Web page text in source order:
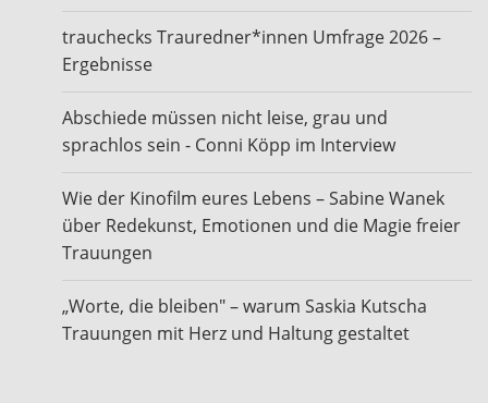
trauchecks Trauredner*innen Umfrage 2026 –
Ergebnisse
Abschiede müssen nicht leise, grau und
sprachlos sein - Conni Köpp im Interview
Wie der Kinofilm eures Lebens – Sabine Wanek
über Redekunst, Emotionen und die Magie freier
Trauungen
„Worte, die bleiben" – warum Saskia Kutscha
Trauungen mit Herz und Haltung gestaltet